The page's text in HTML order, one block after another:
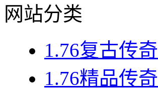
网站分类
1.76复古传奇
1.76精品传奇